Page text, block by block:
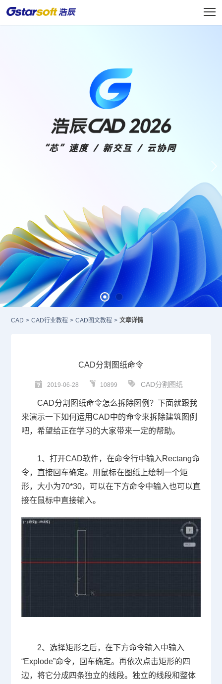
CAD > CAD行业教程 > CAD图文教程 > 文章详情
CAD分割图纸命令
2019-06-28 10899 CAD分割图纸
CAD分割图纸命令怎么拆除图例？下面就跟我
来演示一下如何运用CAD中的命令来拆除建筑图例
吧，希望给正在学习的大家带来一定的帮助。
1、打开CAD软件，在命令行中输入Rectang命
令，直接回车确定。用鼠标在图纸上绘制一个矩
形，大小为70*30，可以在下方命令中输入也可以直
接在鼠标中直接输入。
2、选择矩形之后，在下方命令输入中输入
“Explode”命令，回车确定。再依次点击矩形的四
边，将它分成四条独立的线段。独立的线段和整体